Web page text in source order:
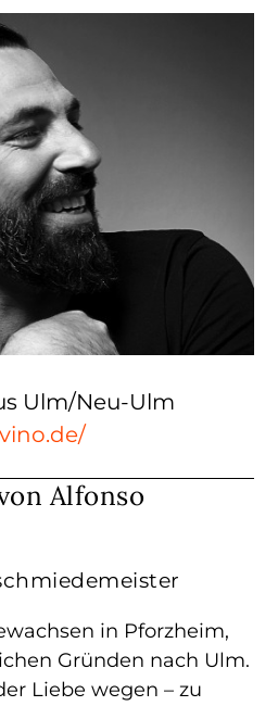
Alfonso
in Pforzheim,
Gründen nach Ulm.
Liebe wegen – zu
Ulm/Neu-Ulm